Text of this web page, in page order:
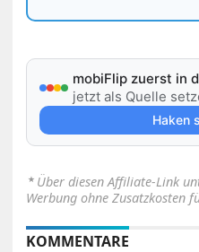
mobiFlip zuerst in
jetzt als Quelle
Haken
⋆ Über diesen Affiliate-Link
Werbung ohne Zusatzkosten
KOMMENTARE